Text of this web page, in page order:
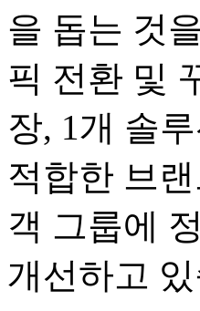
을 돕는 것
픽 전환 및
장, 1개 솔
적합한 브
객 그룹에
개선하고